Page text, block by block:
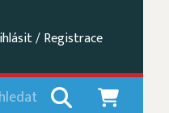
/ Registrace